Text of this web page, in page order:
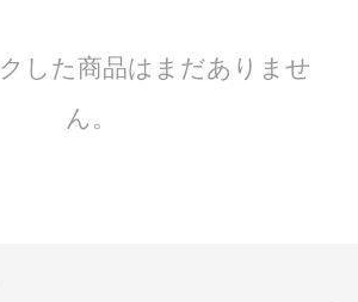
した商品はまだありませ
ん。